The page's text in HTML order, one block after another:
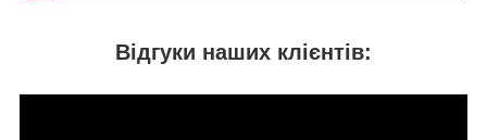
Відгуки наших клієнтів: